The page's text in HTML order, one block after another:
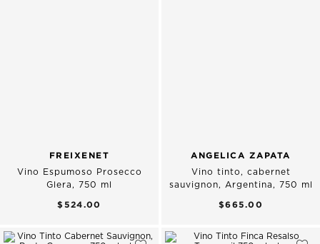
FREIXENET
Vino Espumoso Prosecco
Glera, 750 ml
$524.00
ANGELICA ZAPATA
Vino tinto, cabernet
sauvignon, Argentina, 750 ml
$665.00